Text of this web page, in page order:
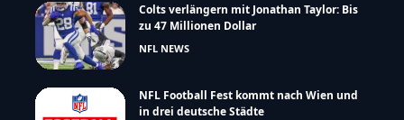
Colts verlängern mit Jonathan Taylor: Bis
zu 47 Millionen Dollar
NFL NEWS
NFL Football Fest kommt nach Wien und
in drei deutsche Städte